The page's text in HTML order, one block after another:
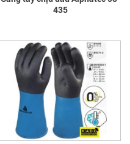
435